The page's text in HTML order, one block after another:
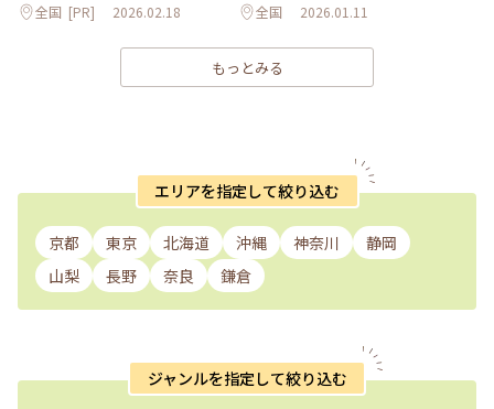
全国 [PR] 2026.02.18 全国 2026.01.11
もっとみる
エリアを指定して絞り込む
京都 東京 北海道 沖縄 神奈川
静岡
山梨
長野 奈良 鎌倉
ジャンルを指定して絞り込む